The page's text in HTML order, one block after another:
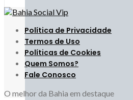
Política de Privacidade
Termos de Uso
Políticas de Cookies
Quem Somos?
Fale Conosco
O melhor da Bahia em destaque